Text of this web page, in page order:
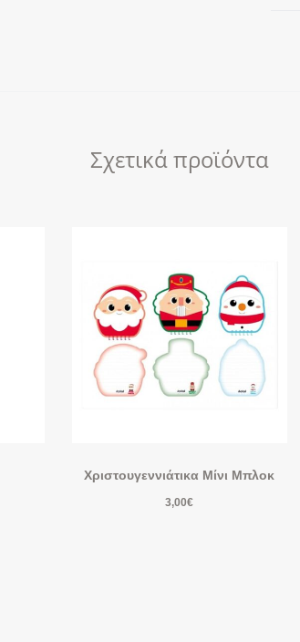
Σχετικά προϊόντα
Χριστουγεννιάτικα Μίνι Μπλοκ
3,00€